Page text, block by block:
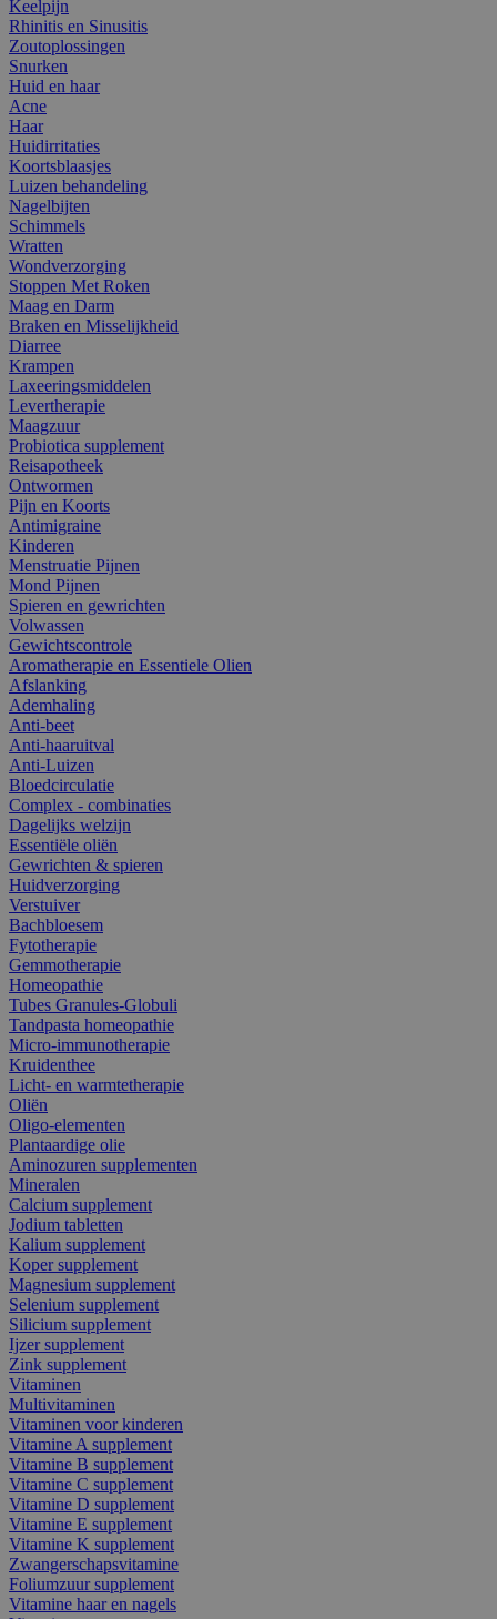
Keelpijn
Rhinitis en Sinusitis
Zoutoplossingen
Snurken
Huid en haar
Acne
Haar
Huidirritaties
Koortsblaasjes
Luizen behandeling
Nagelbijten
Schimmels
Wratten
Wondverzorging
Stoppen Met Roken
Maag en Darm
Braken en Misselijkheid
Diarree
Krampen
Laxeeringsmiddelen
Levertherapie
Maagzuur
Probiotica supplement
Reisapotheek
Ontwormen
Pijn en Koorts
Antimigraine
Kinderen
Menstruatie Pijnen
Mond Pijnen
Spieren en gewrichten
Volwassen
Gewichtscontrole
Aromatherapie en Essentiele Olien
Afslanking
Ademhaling
Anti-beet
Anti-haaruitval
Anti-Luizen
Bloedcirculatie
Complex - combinaties
Dagelijks welzijn
Essentiële oliën
Gewrichten & spieren
Huidverzorging
Verstuiver
Bachbloesem
Fytotherapie
Gemmotherapie
Homeopathie
Tubes Granules-Globuli
Tandpasta homeopathie
Micro-immunotherapie
Kruidenthee
Licht- en warmtetherapie
Oliën
Oligo-elementen
Plantaardige olie
Aminozuren supplementen
Mineralen
Calcium supplement
Jodium tabletten
Kalium supplement
Koper supplement
Magnesium supplement
Selenium supplement
Silicium supplement
Ijzer supplement
Zink supplement
Vitaminen
Multivitaminen
Vitaminen voor kinderen
Vitamine A supplement
Vitamine B supplement
Vitamine C supplement
Vitamine D supplement
Vitamine E supplement
Vitamine K supplement
Zwangerschapsvitamine
Foliumzuur supplement
Vitamine haar en nagels